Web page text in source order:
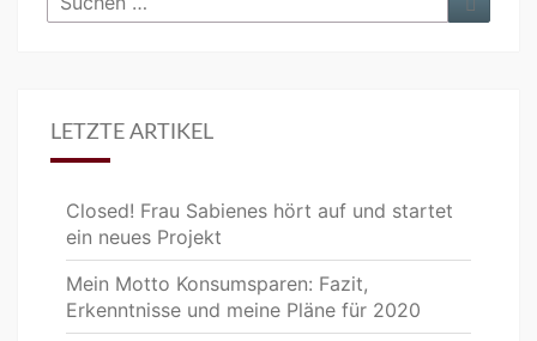
nach:
LETZTE ARTIKEL
Closed! Frau Sabienes hört auf und startet
ein neues Projekt
Mein Motto Konsumsparen: Fazit,
Erkenntnisse und meine Pläne für 2020